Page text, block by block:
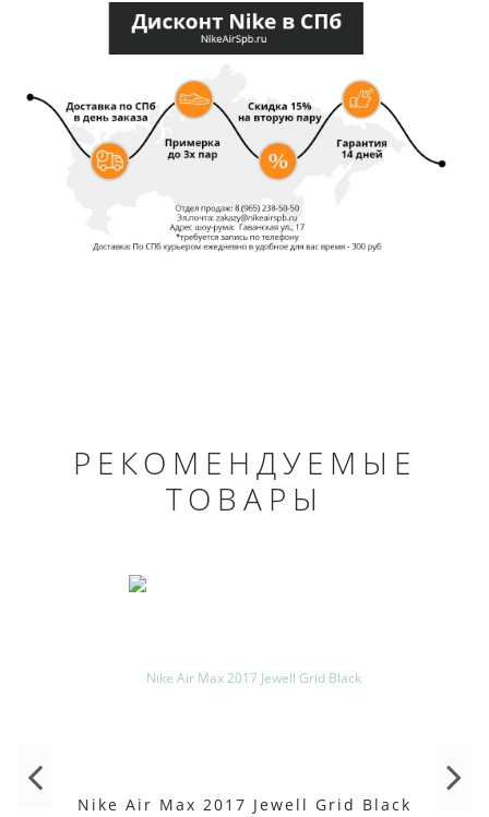
РЕКОМЕНДУЕМЫЕ
ТОВАРЫ
Nike Air Max 2017 Jewell Grid Black